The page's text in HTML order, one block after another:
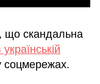
що скандальна
соцмережах.